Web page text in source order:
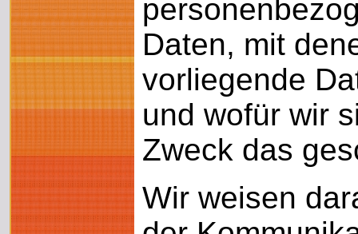
Daten, mit
vorliegende
und wofür wir
Zweck das
Wir weisen